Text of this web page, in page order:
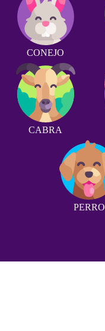
CONEJO
CABRA
PERRO